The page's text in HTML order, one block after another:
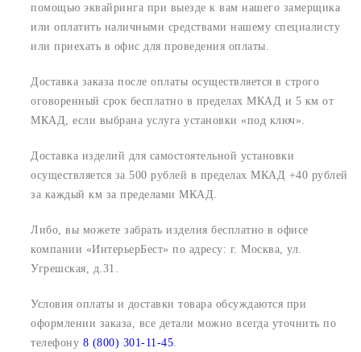
помощью эквайринга при выезде к вам нашего замерщика
или оплатить наличными средствами нашему специалисту
или приехать в офис для проведения оплаты.
Доставка заказа после оплаты осуществляется в строго
оговоренный срок бесплатно в пределах МКАД и 5 км от
МКАД, если выбрана услуга установки «под ключ».
Доставка изделий для самостоятельной установки
осуществляется за 500 рублей в пределах МКАД +40 рублей
за каждый км за пределами МКАД.
Либо, вы можете забрать изделия бесплатно в офисе
компании «ИнтерьерБест» по адресу: г. Москва, ул.
Угрешская, д.31.
Условия оплаты и доставки товара обсуждаются при
оформлении заказа, все детали можно всегда уточнить по
телефону 8 (800) 301-11-45